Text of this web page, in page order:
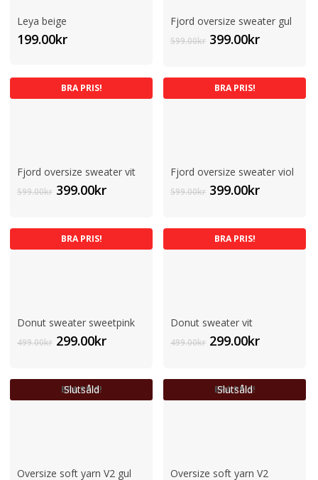
Leya beige
199.00kr
Fjord oversize sweater gul
599.00kr Det
var:
599.00kr.
399.00krDet
399.00kr.
BRA PRIS!
Fjord oversize sweater vit
599.00kr Det
var:
599.00kr.
399.00krDet
399.00kr.
BRA PRIS!
Fjord oversize sweater viol
599.00kr Det
var:
599.00kr.
399.00krDet
399.00kr.
BRA PRIS!
Donut sweater sweetpink
499.00kr Det
var:
499.00kr.
299.00krDet
299.00kr.
BRA PRIS!
Donut sweater vit
499.00kr Det
var:
499.00kr.
299.00krDet
299.00kr.
BRA PRIS!
Slutsåld
Oversize soft yarn V2 gul
BRA PRIS!
Slutsåld
Oversize soft yarn V2